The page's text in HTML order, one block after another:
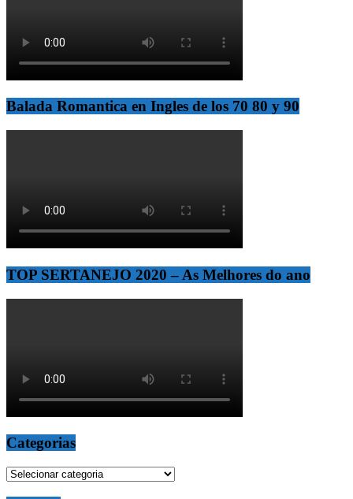
Balada Romantica en Ingles de los 70 80 y 90
TOP SERTANEJO 2020 – As Melhores do ano
Categorias
Categorias